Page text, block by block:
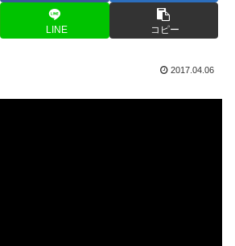
LINE コピー
2017.04.06